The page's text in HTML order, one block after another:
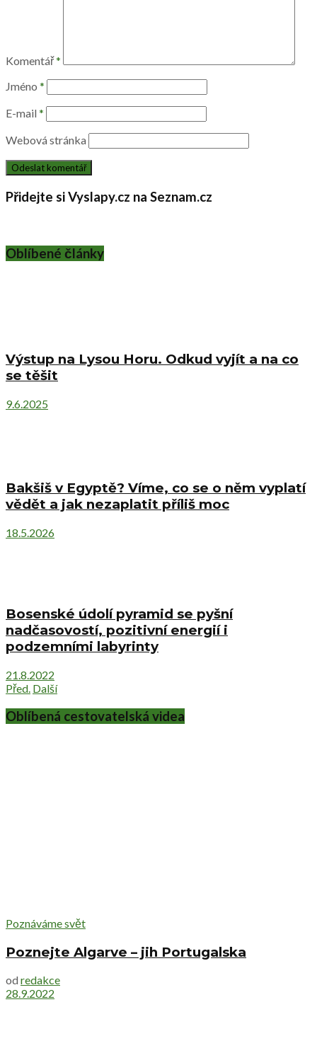
Komentář*
Jméno *
E-mail *
Webová stránka
Přidejte si Vyslapy.cz na Seznam.cz
Oblíbené články
Výstup na Lysou Horu. Odkud vyjít a na co
se těšit
9.6.2025
Bakšiš v Egyptě? Víme, co se o něm vyplatí
vědět a jak nezaplatit příliš moc
18.5.2026
Bosenské údolí pyramid se pyšní
nadčasovostí, pozitivní energií i
podzemními labyrinty
21.8.2022
Před. Další
Oblíbená cestovatelská videa
Poznáváme svět
Poznejte Algarve – jih Portugalska
od redakce
28.9.2022